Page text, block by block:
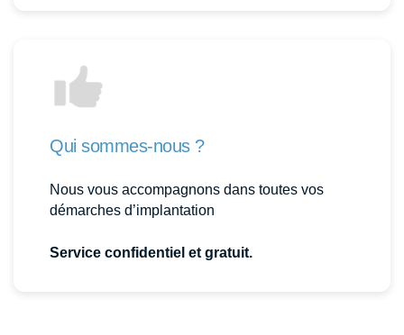
Qui sommes-nous ?
Nous vous accompagnons dans toutes vos
démarches d’implantation
Service confidentiel et gratuit.